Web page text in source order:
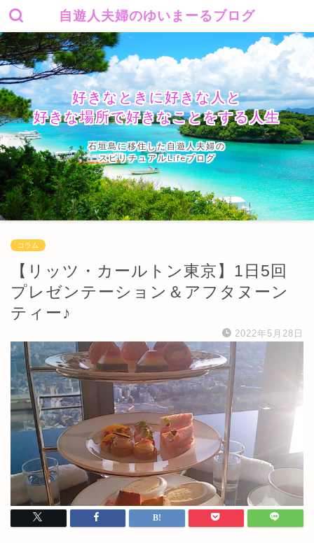
自遊人夫婦のゆいまーるブログ
好きなときに好きな人と
好きな場所で好きなことをする人生
石垣島に移住した自遊人夫婦の
スピリチュアルLifeブログ
コラム
【リッツ・カールトン東京】1日5回
プレゼンテーション＆アフタヌーン
ティー♪
2022年5月28日